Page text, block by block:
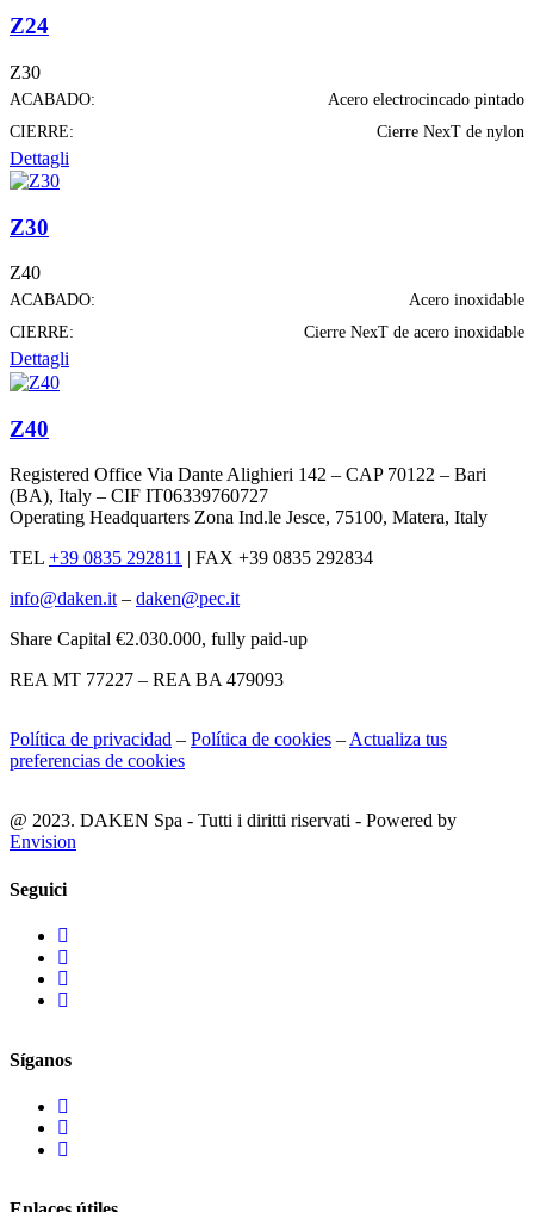
Z24
Z30
ACABADO:
Acero electrocincado pintado
CIERRE:
Cierre NexT de nylon
Dettagli
Z30
Z40
ACABADO:
Acero inoxidable
CIERRE:
Cierre NexT de acero inoxidable
Dettagli
Z40
Registered Office Via Dante Alighieri 142 – CAP 70122 – Bari
(BA), Italy – CIF IT06339760727
Operating Headquarters Zona Ind.le Jesce, 75100, Matera, Italy
TEL +39 0835 292811 | FAX +39 0835 292834
info@daken.it – daken@pec.it
Share Capital €2.030.000, fully paid-up
REA MT 77227 – REA BA 479093
Política de privacidad – Política de cookies – Actualiza tus
preferencias de cookies
@ 2023. DAKEN Spa - Tutti i diritti riservati - Powered by
Envision
Seguici
Síganos